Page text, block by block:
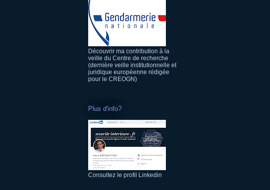
Découvrir ma contribution à la
veille du Centre de recherche
(dernière veille institutionnelle et
juridique européenne rédigée
pour le CREOGN)
Plus d'info?
Consultez le profil Linkedin